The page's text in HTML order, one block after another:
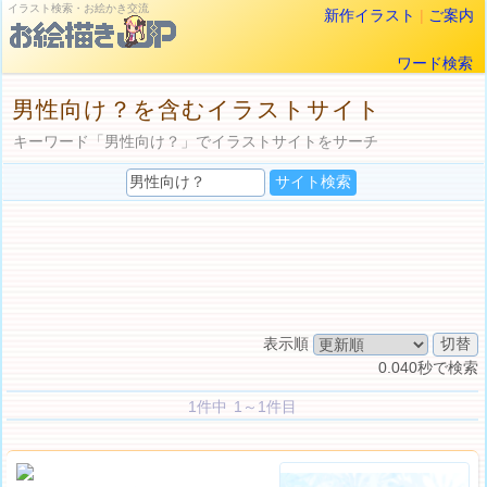
イラスト検索・お絵かき交流 新作イラスト | ご案内
ワード検索
男性向け？を含むイラストサイト
キーワード「男性向け？」でイラストサイトをサーチ
表示順
0.040秒で検索
1件中 1～1件目